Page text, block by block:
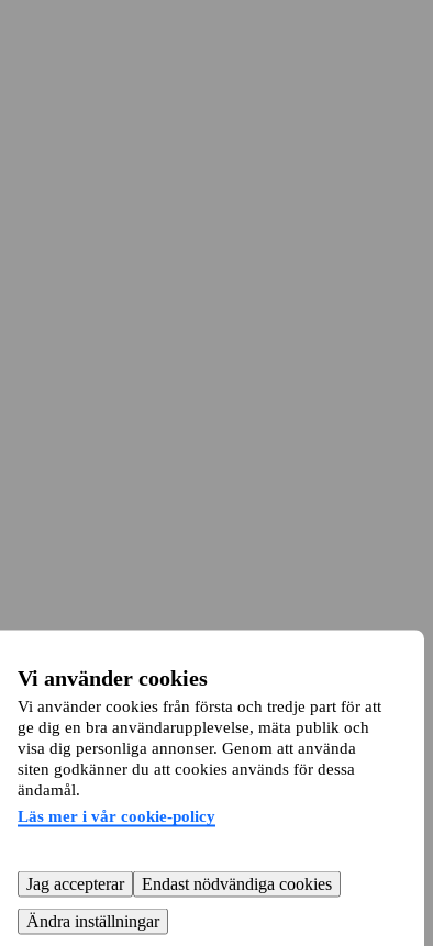
Vi använder cookies
Vi använder cookies från första och tredje part för att
ge dig en bra användarupplevelse, mäta publik och
visa dig personliga annonser. Genom att använda
siten godkänner du att cookies används för dessa
ändamål.
Läs mer i vår cookie-policy
Jag accepterar
Endast nödvändiga cookies
Ändra inställningar